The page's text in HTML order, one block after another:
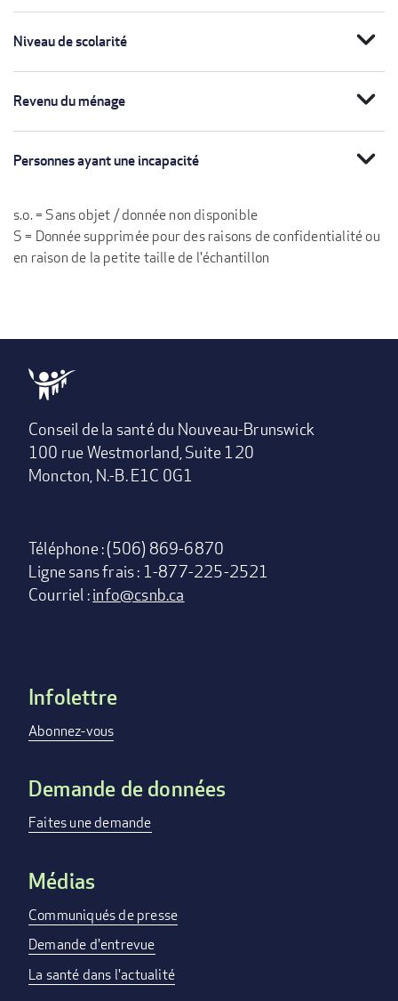
Niveau de scolarité expand_more
Revenu du ménage expand_more
Personnes ayant une incapacité expand_more
s.o. = Sans objet / donnée non disponible
S = Donnée supprimée pour des raisons de confidentialité ou
en raison de la petite taille de l'échantillon
Conseil de la santé du Nouveau-Brunswick
100 rue Westmorland, Suite 120
Moncton, N.-B. E1C 0G1
Téléphone : (506) 869-6870
Ligne sans frais : 1-877-225-2521
Courriel :info@csnb.ca
Footer
menu
Infolettre
Abonnez-vous
Demande de données
Faites une demande
Médias
Communiqués de presse
Demande d'entrevue
La santé dans l'actualité